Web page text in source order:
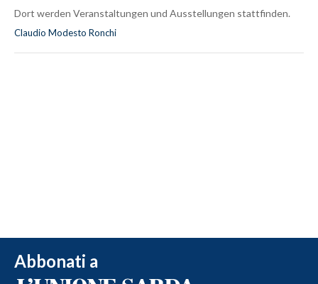
Dort werden Veranstaltungen und Ausstellungen stattfinden.
Claudio Modesto Ronchi
Abbonati a